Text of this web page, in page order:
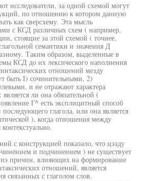
исследователи, за одной схемой могут
по отношению к котором данную
как сверсхему. Эта мысль
с КСД различных схем ( например,
стоящие за этой схемой ( точнее,
семантики и значения Д
Таким образом, выделенные в
КСД до их лексического наполнения
отношений мезду
быть I) сочинительными, 2)
и не отражают характера
ли она обязательной (
Г^ есть эксплицитный способ
глагола, или она является
), когда отношения между
с конструкцией показало, что цэзду
и подчинением ) не существует
причин, влияющих на формирование
отношений, является
связанных с глаголом слов.